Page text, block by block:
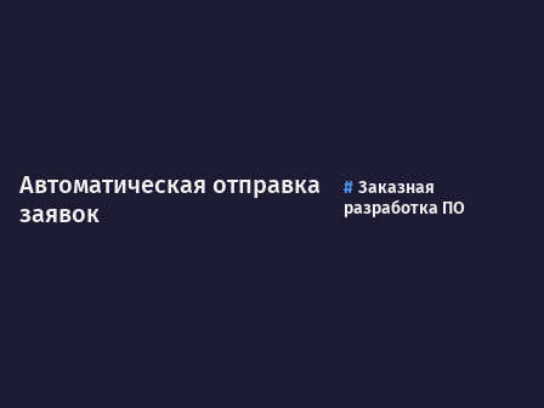
Автоматическая отправка
заявок
Заказная
разработка ПО